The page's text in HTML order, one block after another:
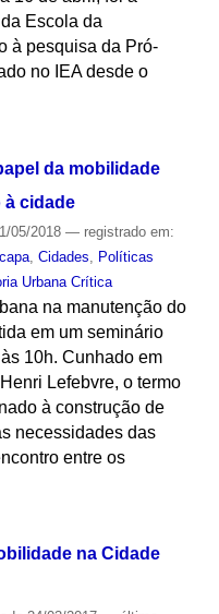
Escola da
à pesquisa da Pró-
no IEA desde o
da mobilidade
à cidade
05/2018 — registrado em:
capa, Cidades
Políticas
Urbana Crítica
na manutenção do
em um seminário
10h. Cunhado em
Lefebvre, o termo
à construção de
necessidades das
entre os
na Cidade